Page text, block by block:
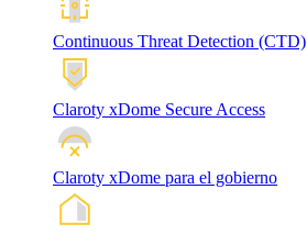
Continuous Threat Detection (CTD)
Claroty xDome Secure Access
Claroty xDome para el gobierno